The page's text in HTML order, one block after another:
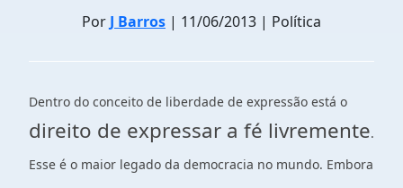
Por J Barros | 11/06/2013 | Política
Dentro do conceito de liberdade de expressão está o
direito de expressar a fé livremente.
Esse é o maior legado da democracia no mundo. Embora